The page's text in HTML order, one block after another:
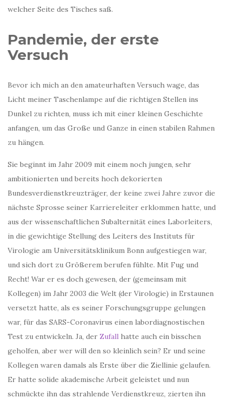
welcher Seite des Tisches saß.
Pandemie, der erste
Versuch
Bevor ich mich an den amateurhaften Versuch wage, das
Licht meiner Taschenlampe auf die richtigen Stellen ins
Dunkel zu richten, muss ich mit einer kleinen Geschichte
anfangen, um das Große und Ganze in einen stabilen Rahmen
zu hängen.
Sie beginnt im Jahr 2009 mit einem noch jungen, sehr
ambitionierten und bereits hoch dekorierten
Bundesverdienstkreuzträger, der keine zwei Jahre zuvor die
nächste Sprosse seiner Karriereleiter erklommen hatte, und
aus der wissenschaftlichen Subalternität eines Laborleiters,
in die gewichtige Stellung des Leiters des Instituts für
Virologie am Universitätsklinikum Bonn aufgestiegen war,
und sich dort zu Größerem berufen fühlte. Mit Fug und
Recht! War er es doch gewesen, der (gemeinsam mit
Kollegen) im Jahr 2003 die Welt (der Virologie) in Erstaunen
versetzt hatte, als es seiner Forschungsgruppe gelungen
war, für das SARS-Coronavirus einen labordiagnostischen
Test zu entwickeln. Ja, der Zufall hatte auch ein bisschen
geholfen, aber wer will den so kleinlich sein? Er und seine
Kollegen waren damals als Erste über die Ziellinie gelaufen.
Er hatte solide akademische Arbeit geleistet und nun
schmückte ihn das strahlende Verdienstkreuz, zierten ihn